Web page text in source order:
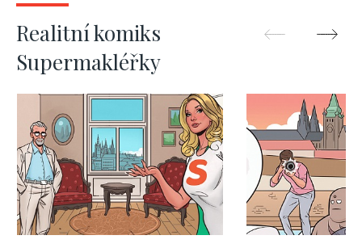
Realitní komiks
Supermakléřky